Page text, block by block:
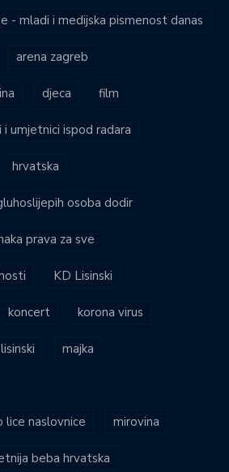
- mladi i medijska pismenost danas
arena zagreb
djeca film
umjetnici ispod radara
hrvatska
osoba dodir
prava za sve
KD Lisinski
koncert korona virus
lisinski majka
lice naslovnice mirovina
beba hrvatska